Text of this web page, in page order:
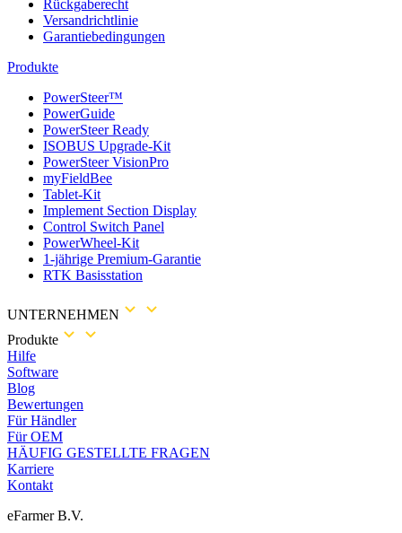
Rückgaberecht
Versandrichtlinie
Garantiebedingungen
Produkte
PowerSteer™
PowerGuide
PowerSteer Ready
ISOBUS Upgrade-Kit
PowerSteer VisionPro
myFieldBee
Tablet-Kit
Implement Section Display
Control Switch Panel
PowerWheel-Kit
1-jährige Premium-Garantie
RTK Basisstation
UNTERNEHMEN
Produkte
Hilfe
Software
Blog
Bewertungen
Für Händler
Für OEM
HÄUFIG GESTELLTE FRAGEN
Karriere
Kontakt
eFarmer B.V.